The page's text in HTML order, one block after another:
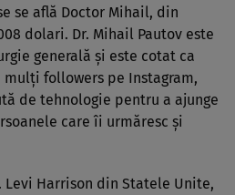
se află Doctor Mihail, din
dolari. Dr. Mihail Pautov este
generală şi este cotat ca
followers pe Instagram,
de tehnologie pentru a ajunge
care îi urmăresc şi
Levi Harrison din Statele Unite,